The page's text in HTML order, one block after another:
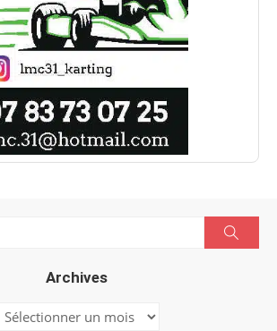
Archives
Archives